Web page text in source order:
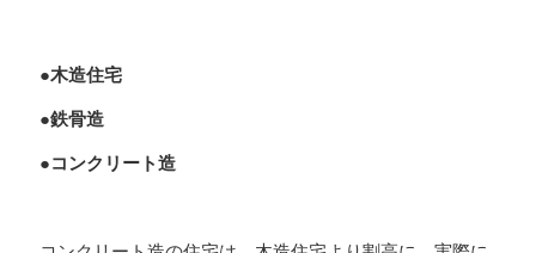
●木造住宅
●鉄骨造
●コンクリート造